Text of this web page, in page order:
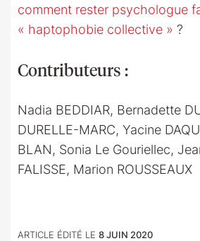
comment rester psychologue
« haptophobie collective » ?
Contributeurs:
Nadia BEDDIAR, Bernadette
DURELLE-MARC, Yacine
BLAN, Sonia Le Gouriellec,
FALISSE, Marion ROUSSEAUX
ARTICLE ÉDITÉ LE 8 JUIN 2020